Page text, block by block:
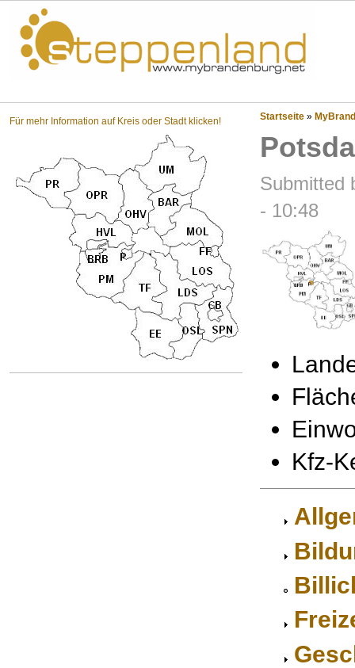
Für mehr Information auf Kreis oder Stadt klicken! Startseite »
Submitted
- 10:48
Kfz-